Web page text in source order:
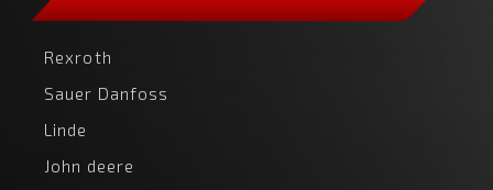
Rexroth
Sauer Danfoss
Linde
John deere